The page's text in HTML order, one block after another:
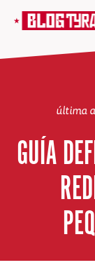
última
GUÍA